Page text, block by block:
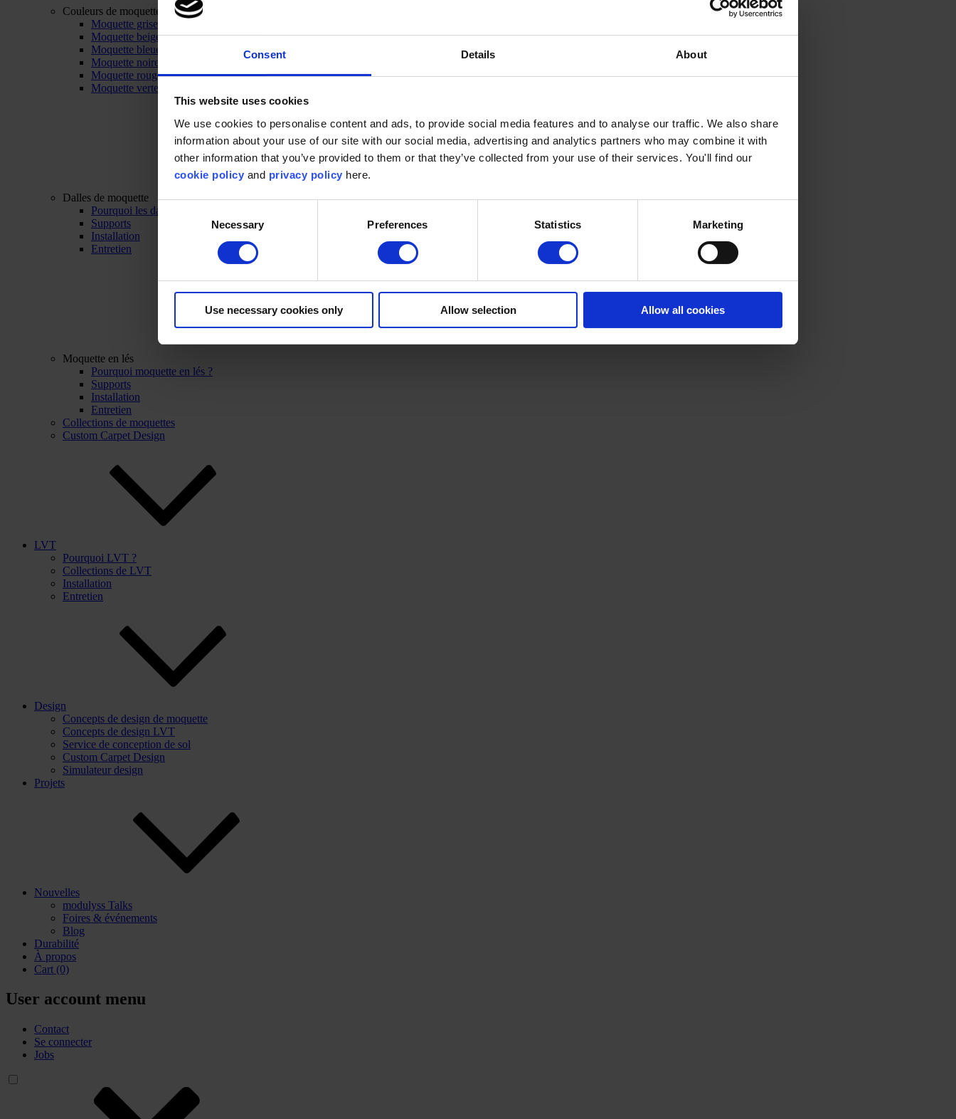
Consent Details About
This website uses cookies
We use cookies to personalise content and ads, to provide social media features and to analyse our traffic. We also share
information about your use of our site with our social media, advertising and analytics partners who may combine it with
other information that you’ve provided to them or that they’ve collected from your use of their services. You'll find our
cookie policy and privacy policy here.
Consent
Necessary Preferences Statistics Marketing
Use necessary cookies only Allow selection Allow all cookies
Couleurs de moquette
Moquette grise
Moquette beige
Moquette bleue
Moquette noire
Moquette rouge
Moquette verte
Dalles de moquette
Pourquoi les dalles de moquette ?
Supports
Installation
Entretien
Moquette en lés
Pourquoi moquette en lés ?
Supports
Installation
Entretien
Collections de moquettes
Custom Carpet Design
LVT
Pourquoi LVT ?
Collections de LVT
Installation
Entretien
Design
Concepts de design de moquette
Concepts de design LVT
Service de conception de sol
Custom Carpet Design
Simulateur design
Projets
Nouvelles
modulyss Talks
Foires & événements
Blog
Durabilité
À propos
Cart (0)
User account menu
Contact
Se connecter
Jobs